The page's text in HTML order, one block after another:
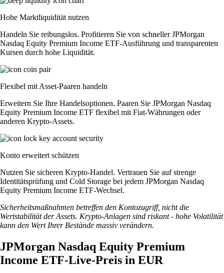
Hohe Marktliquidität nutzen
Handeln Sie reibungslos. Profitieren Sie von schneller JPMorgan
Nasdaq Equity Premium Income ETF-Ausführung und transparenten
Kursen durch hohe Liquidität.
Flexibel mit Asset-Paaren handeln
Erweitern Sie Ihre Handelsoptionen. Paaren Sie JPMorgan Nasdaq
Equity Premium Income ETF flexibel mit Fiat-Währungen oder
anderen Krypto-Assets.
Konto erweitert schützen
Nutzen Sie sicheren Krypto-Handel. Vertrauen Sie auf strenge
Identitätsprüfung und Cold Storage bei jedem JPMorgan Nasdaq
Equity Premium Income ETF-Wechsel.
Sicherheitsmaßnahmen betreffen den Kontozugriff, nicht die
Wertstabilität der Assets. Krypto-Anlagen sind riskant - hohe Volatilität
kann den Wert Ihrer Bestände massiv verändern.
JPMorgan Nasdaq Equity Premium
Income ETF-Live-Preis in EUR